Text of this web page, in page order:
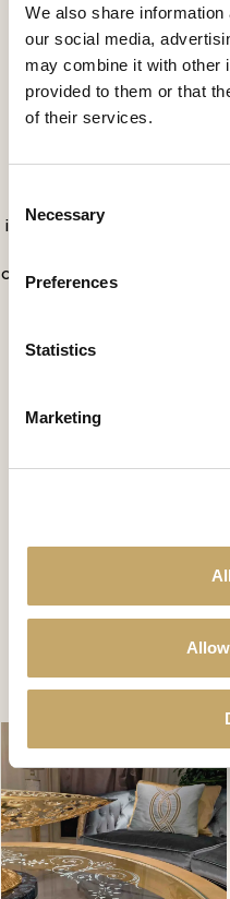
We also share
our social media,
may combine it with other
provided to them or that
of their services.
Selection
Necessary
Preferences
Statistics
Marketing
Sintesi di equilibrio
d’eccellenza, il
struttura in noce
bronzo dorato e forme
ospita un cristallo inciso
Tre gambe scolpite con
inferiore completano la
complemento pensato
dettaglio racconta una